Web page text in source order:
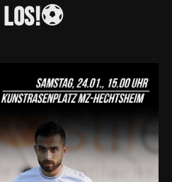
los!⚽️